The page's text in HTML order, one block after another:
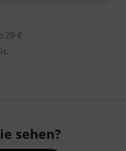
29 €
sehen?